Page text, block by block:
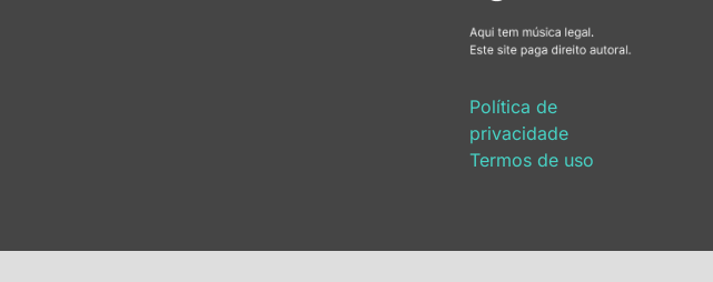
Política de
privacidade
Termos de uso